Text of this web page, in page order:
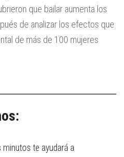
que bailar aumenta los
de analizar los efectos que
de más de 100 mujeres
minutos te ayudará a